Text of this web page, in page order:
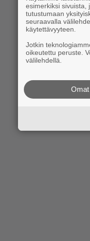
esimerkiksi sivuista,
tutustumaan
seuraavalla
käytettävyyteen.
Jotkin
oikeutettu peruste.
välilehdellä.